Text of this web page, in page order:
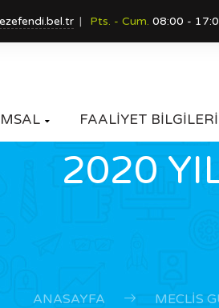
Pts. - Cum. 08:00 -
 FAALİYET BİLGİLERİ
2020
ANASAYFA MECLIS